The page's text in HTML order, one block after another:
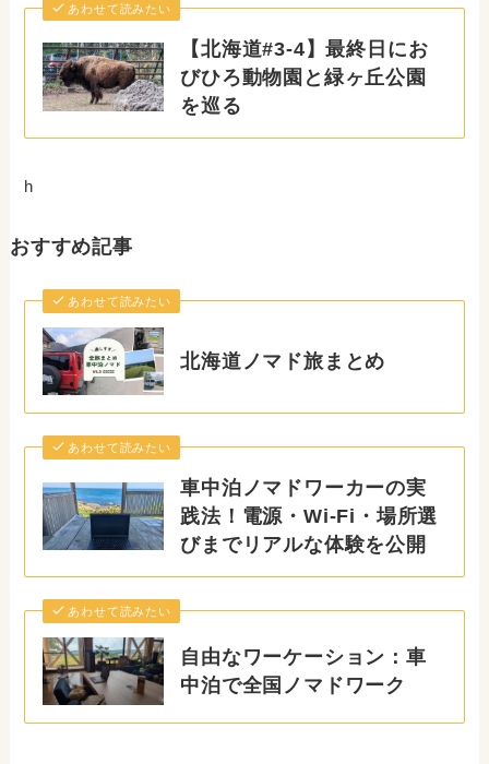
あわせて読みたい
【北海道#3-4】最終日にお
びひろ動物園と緑ヶ丘公園
を巡る
h
おすすめ記事
あわせて読みたい
北海道ノマド旅まとめ
あわせて読みたい
車中泊ノマドワーカーの実
践法！電源・Wi-Fi・場所選
びまでリアルな体験を公開
あわせて読みたい
自由なワーケーション：車
中泊で全国ノマドワーク